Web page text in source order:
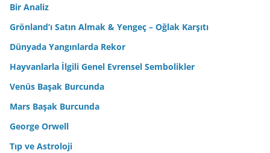
Bir Analiz
Grönland’ı Satın Almak & Yengeç – Oğlak Karşıtı
Dünyada Yangınlarda Rekor
Hayvanlarla İlgili Genel Evrensel Sembolikler
Venüs Başak Burcunda
Mars Başak Burcunda
George Orwell
Tıp ve Astroloji